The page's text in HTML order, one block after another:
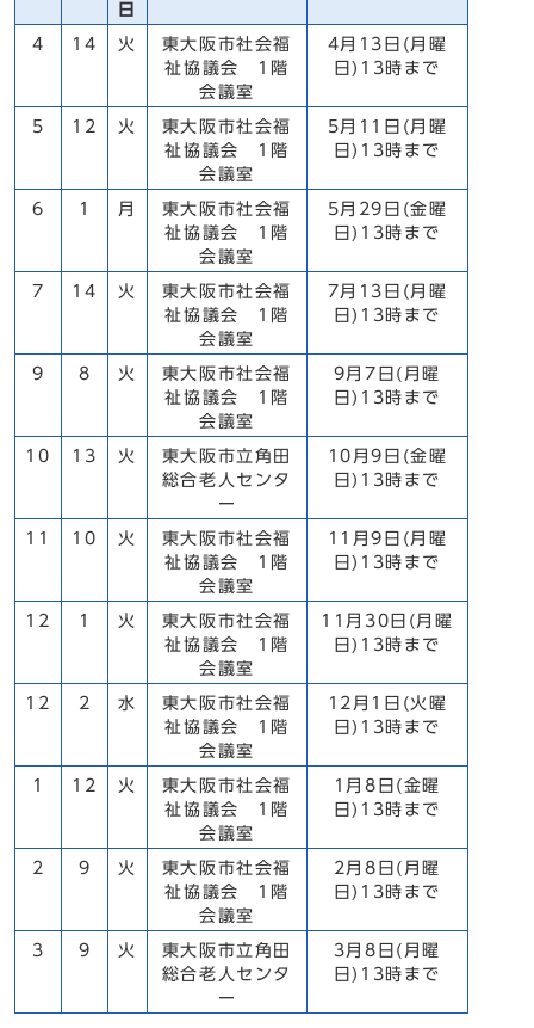
日
4 14 火
東大阪市社会福
祉協議会 1階
会議室
4月13日(月曜
日)13時まで
5 12 火
東大阪市社会福
祉協議会 1階
会議室
5月11日(月曜
日)13時まで
6 1 月
東大阪市社会福
祉協議会 1階
会議室
5月29日(金曜
日)13時まで
7 14 火
東大阪市社会福
祉協議会 1階
会議室
7月13日(月曜
日)13時まで
9 8 火
東大阪市社会福
祉協議会 1階
会議室
9月7日(月曜
日)13時まで
10 13 火
東大阪市立角田
総合老人センタ
ー
10月9日(金曜
日)13時まで
11 10 火
東大阪市社会福
祉協議会 1階
会議室
11月9日(月曜
日)13時まで
12 1 火
東大阪市社会福
祉協議会 1階
会議室
11月30日(月曜
日)13時まで
12 2 水
東大阪市社会福
祉協議会 1階
会議室
12月1日(火曜
日)13時まで
1 12 火
東大阪市社会福
祉協議会 1階
会議室
1月8日(金曜
日)13時まで
2 9 火
東大阪市社会福
祉協議会 1階
会議室
2月8日(月曜
日)13時まで
3 9 火
東大阪市立角田
総合老人センタ
ー
3月8日(月曜
日)13時まで